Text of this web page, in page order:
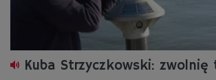
Kuba Strzyczkowski: zwolnię